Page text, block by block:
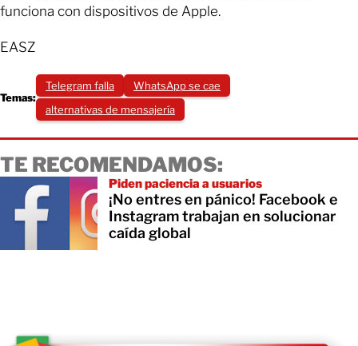
funciona con dispositivos de Apple.
EASZ
Temas:
Telegram falla
WhatsApp se cae
alternativas de mensajería
TE RECOMENDAMOS:
Piden paciencia a usuarios
¡No entres en pánico! Facebook e
Instagram trabajan en solucionar
caída global